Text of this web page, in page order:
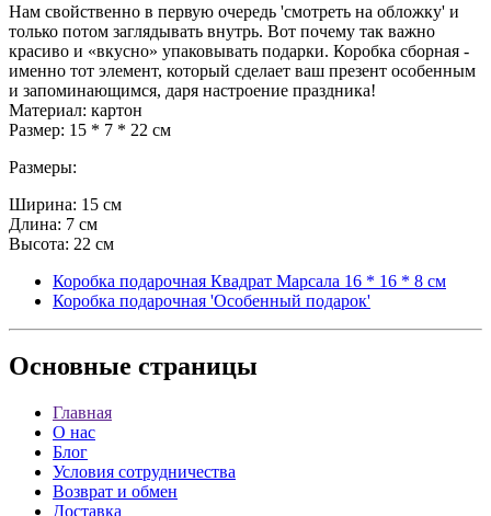
Нам свойственно в первую очередь 'смотреть на обложку' и
только потом заглядывать внутрь. Вот почему так важно
красиво и «вкусно» упаковывать подарки. Коробка сборная -
именно тот элемент, который сделает ваш презент особенным
и запоминающимся, даря настроение праздника!
Материал: картон
Размер: 15 * 7 * 22 см
Размеры:
Ширина: 15 см
Длина: 7 см
Высота: 22 см
Коробка подарочная Квадрат Марсала 16 * 16 * 8 см
Коробка подарочная 'Особенный подарок'
Основные страницы
Главная
О нас
Блог
Условия сотрудничества
Возврат и обмен
Доставка